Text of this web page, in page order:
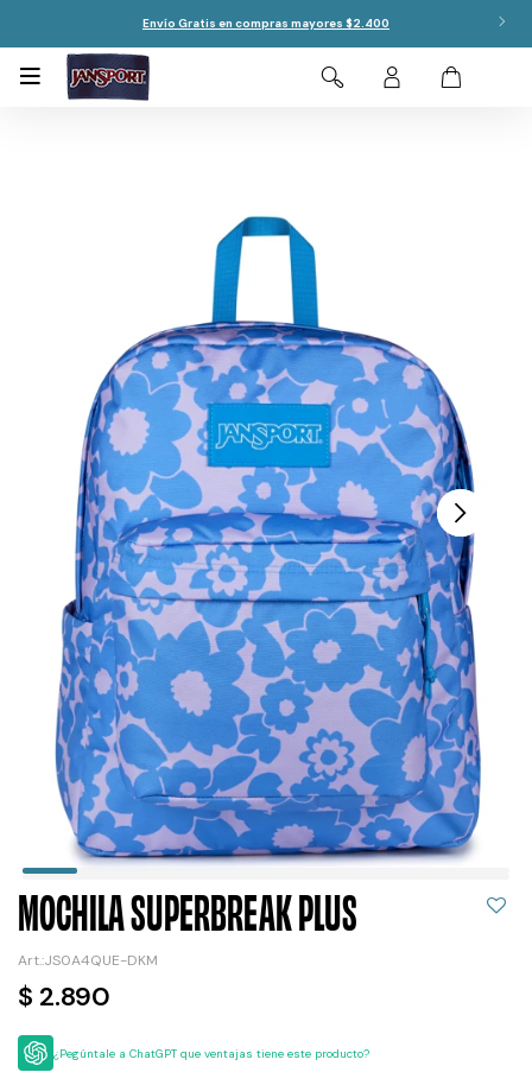
Envío Gratis en compras mayores $2.400

MOCHILA SUPERBREAK PLUS
JS0A4QUE-DKM
$ 2.890
¿Pegúntale a ChatGPT que ventajas tiene este producto?